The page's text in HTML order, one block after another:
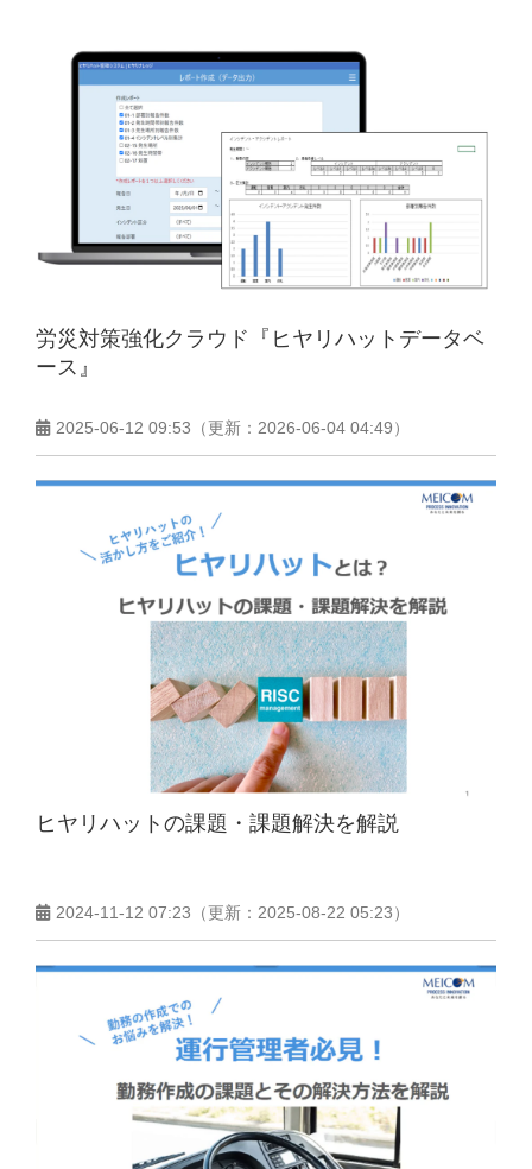
労災対策強化クラウド『ヒヤリハットデータベ
ース』
2025-06-12 09:53 （更新： 2026-06-04 04:49）
ヒヤリハットの課題・課題解決を解説
2024-11-12 07:23 （更新： 2025-08-22 05:23）